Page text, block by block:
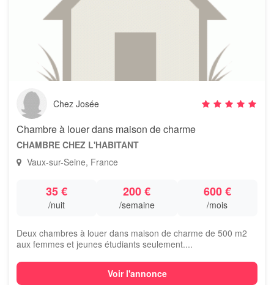
Chez Josée
Chambre à louer dans maison de charme
CHAMBRE CHEZ L'HABITANT
Vaux-sur-Seine, France
35 €
/nuit
200 €
/semaine
600 €
/mois
Deux chambres à louer dans maison de charme de 500 m2
aux femmes et jeunes étudiants seulement....
Voir l'annonce